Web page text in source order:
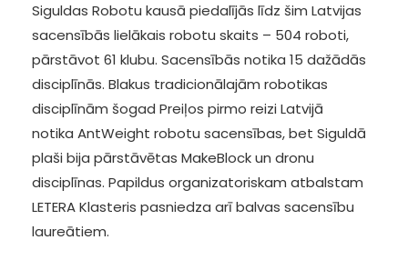
Siguldas Robotu kausā piedalījās līdz šim Latvijas
sacensībās lielākais robotu skaits – 504 roboti,
pārstāvot 61 klubu. Sacensībās notika 15 dažādās
disciplīnās. Blakus tradicionālajām robotikas
disciplīnām šogad Preiļos pirmo reizi Latvijā
notika AntWeight robotu sacensības, bet Siguldā
plaši bija pārstāvētas MakeBlock un dronu
disciplīnas. Papildus organizatoriskam atbalstam
LETERA Klasteris pasniedza arī balvas sacensību
laureātiem.